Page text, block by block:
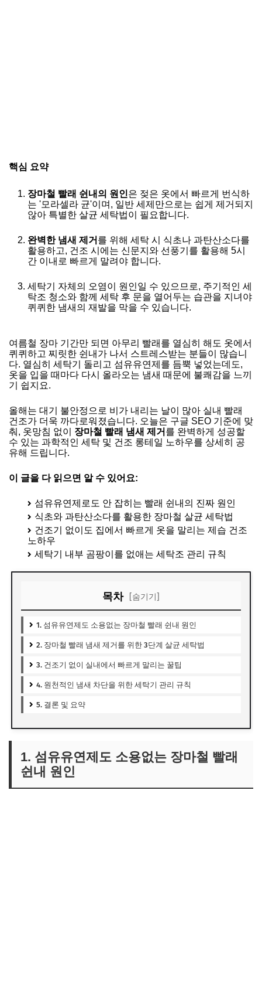
핵심 요약
장마철 빨래 쉰내의 원인은 젖은 옷에서 빠르게 번식하
는 '모라셀라 균'이며, 일반 세제만으로는 쉽게 제거되지
않아 특별한 살균 세탁법이 필요합니다.
완벽한 냄새 제거 를 위해 세탁 시 식초나 과탄산소다를
활용하고, 건조 시에는 신문지와 선풍기를 활용해 5시
간 이내로 빠르게 말려야 합니다.
세탁기 자체의 오염이 원인일 수 있으므로, 주기적인 세
탁조 청소와 함께 세탁 후 문을 열어두는 습관을 지녀야
퀴퀴한 냄새의 재발을 막을 수 있습니다.
여름철 장마 기간만 되면 아무리 빨래를 열심히 해도 옷에서
퀴퀴하고 찌릿한 쉰내가 나서 스트레스받는 분들이 많습니
다. 열심히 세탁기 돌리고 섬유유연제를 듬뿍 넣었는데도,
옷을 입을 때마다 다시 올라오는 냄새 때문에 불쾌감을 느끼
기 쉽지요.
올해는 대기 불안정으로 비가 내리는 날이 많아 실내 빨래
건조가 더욱 까다로워졌습니다. 오늘은 구글 SEO 기준에 맞
춰, 옷망침 없이 장마철 빨래 냄새 제거 를 완벽하게 성공할
수 있는 과학적인 세탁 및 건조 롱테일 노하우를 상세히 공
유해 드립니다.
이 글을 다 읽으면 알 수 있어요:
섬유유연제로도 안 잡히는 빨래 쉰내의 진짜 원인
식초와 과탄산소다를 활용한 장마철 살균 세탁법
건조기 없이도 집에서 빠르게 옷을 말리는 제습 건조
노하우
세탁기 내부 곰팡이를 없애는 세탁조 관리 규칙
목차 [숨기기]
1. 섬유유연제도 소용없는 장마철 빨래 쉰내 원인
2. 장마철 빨래 냄새 제거를 위한 3단계 살균 세탁법
3. 건조기 없이 실내에서 빠르게 말리는 꿀팁
4. 원천적인 냄새 차단을 위한 세탁기 관리 규칙
5. 결론 및 요약
1. 섬유유연제도 소용없는 장마철 빨래
쉰내 원인